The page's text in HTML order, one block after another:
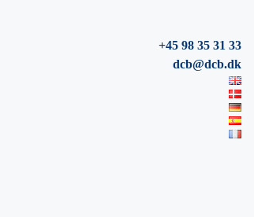
+45 98 35 31 33
dcb@dcb.dk